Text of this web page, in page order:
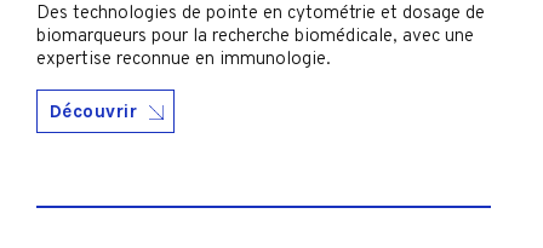
Des technologies de pointe en cytométrie et dosage de
biomarqueurs pour la recherche biomédicale, avec une
expertise reconnue en immunologie.
Découvrir